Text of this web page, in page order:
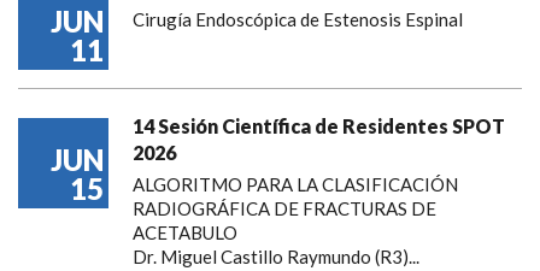
JUN
11
Cirugía Endoscópica de Estenosis Espinal
JUN
15
14 Sesión Científica de Residentes SPOT
2026
ALGORITMO PARA LA CLASIFICACIÓN
RADIOGRÁFICA DE FRACTURAS DE
ACETABULO
Dr. Miguel Castillo Raymundo (R3)...